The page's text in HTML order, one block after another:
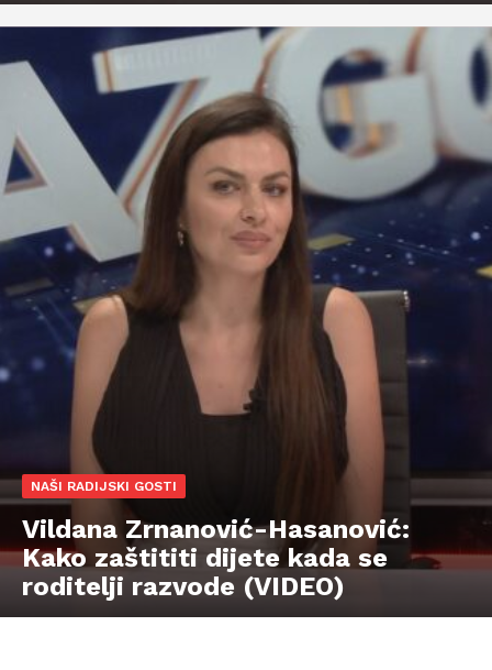
NAŠI RADIJSKI GOSTI
Vildana Zrnanović-Hasanović:
Kako zaštititi dijete kada se
roditelji razvode (VIDEO)